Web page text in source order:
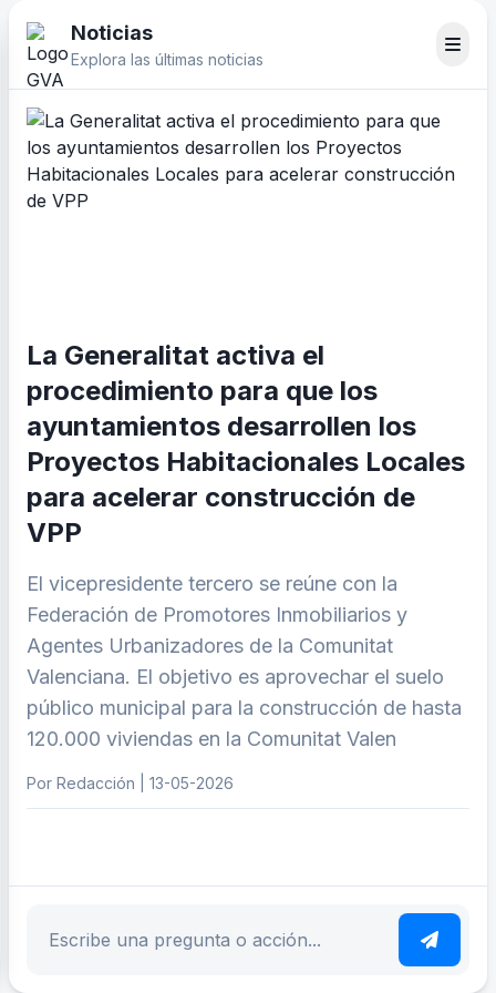
Noticias
Explora las últimas noticias
La Generalitat activa el
procedimiento para que los
ayuntamientos desarrollen los
Proyectos Habitacionales Locales
para acelerar construcción de
VPP
El vicepresidente tercero se reúne con la
Federación de Promotores Inmobiliarios y
Agentes Urbanizadores de la Comunitat
Valenciana. El objetivo es aprovechar el suelo
público municipal para la construcción de hasta
120.000 viviendas en la Comunitat Valen
Por Redacción | 13-05-2026
Escribe tu pregunta